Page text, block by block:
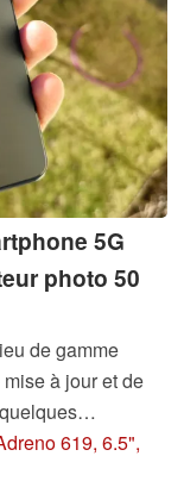
5G
photo 50
de gamme
à jour et de
G52. Lisez la
dans notre
619, 6.5",